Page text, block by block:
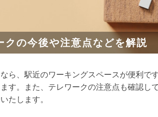
クの今後や注意点などを解説
ら、駅近のワーキングスペースが便利で
す。また、テレワークの注意点も確認
たします。